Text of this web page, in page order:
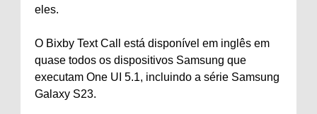
eles.
O Bixby Text Call está disponível em inglês em
quase todos os dispositivos Samsung que
executam One UI 5.1, incluindo a série Samsung
Galaxy S23.